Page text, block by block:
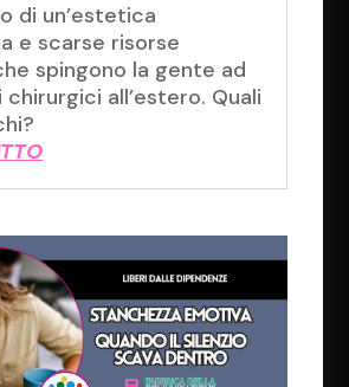
di un’estetica
e scarse risorse
spingono la gente ad
all’estero. Quali